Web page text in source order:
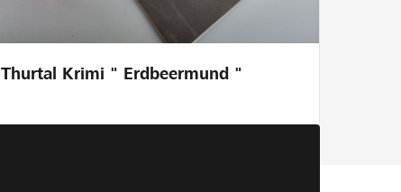
Thurtal Krimi " Erdbeermund "